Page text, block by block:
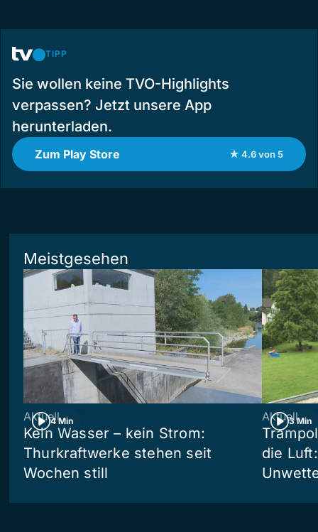
TIPP
Sie wollen keine TVO-Highlights
verpassen? Jetzt unsere App
herunterladen.
Zum Play Store ★ 4.6 von 5
Meistgesehen
4 Min
Aktuell
Kein Wasser – kein Strom:
Thurkraftwerke stehen seit
Wochen still
3 Min
Aktuell
die